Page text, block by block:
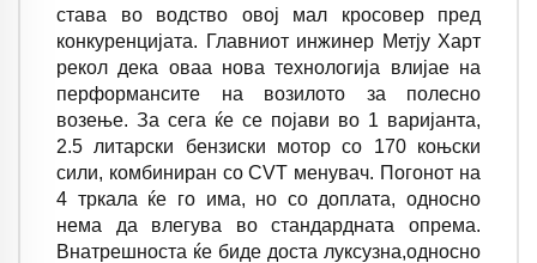
става во водство овој мал кросовер пред
конкуренцијата. Главниот инжинер Метју Харт
рекол дека оваа нова технологија влијае на
перформансите на возилото за полесно
возење. За сега ќе се појави во 1 варијанта,
2.5 литарски бензиски мотор со 170 коњски
сили, комбиниран со CVT менувач. Погонот на
4 тркала ќе го има, но со доплата, односно
нема да влегува во стандардната опрема.
Внатрешноста ќе биде доста луксузна,односно